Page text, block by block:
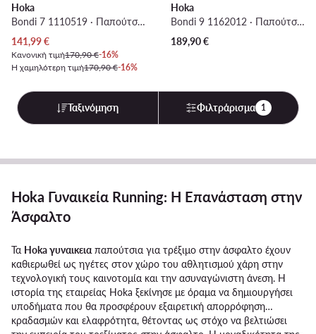
Hoka
Bondi 7 1110519 · Παπούτσια για Τρέξιμο
Τρέχουσα τιμή
141,99€
Κανονική τιμή170,90 €-16%
Η χαμηλότερη τιμή170,90 €-16%
Hoka
Bondi 9 1162012 · Παπούτσια για Τρέξιμο
189,90€
Ταξινόμηση Φιλτράρισμα 1
Hoka Γυναικεία Running: Η Επανάσταση στην
Άσφαλτο
Τα Hoka γυναικεια παπούτσια για τρέξιμο στην άσφαλτο έχουν
καθιερωθεί ως ηγέτες στον χώρο του αθλητισμού χάρη στην
τεχνολογική τους καινοτομία και την ασυναγώνιστη άνεση. Η
ιστορία της εταιρείας Hoka ξεκίνησε με όραμα να δημιουργήσει
υποδήματα που θα προσφέρουν εξαιρετική απορρόφηση
κραδασμών και ελαφρότητα, θέτοντας ως στόχο να βελτιώσει